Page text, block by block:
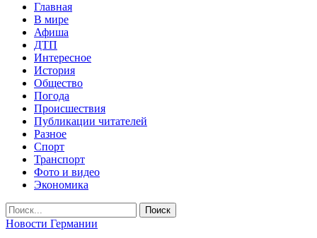
Главная
В мире
Афиша
ДТП
Интересное
История
Общество
Погода
Происшествия
Публикации читателей
Разное
Спорт
Транспорт
Фото и видео
Экономика
Новости Германии